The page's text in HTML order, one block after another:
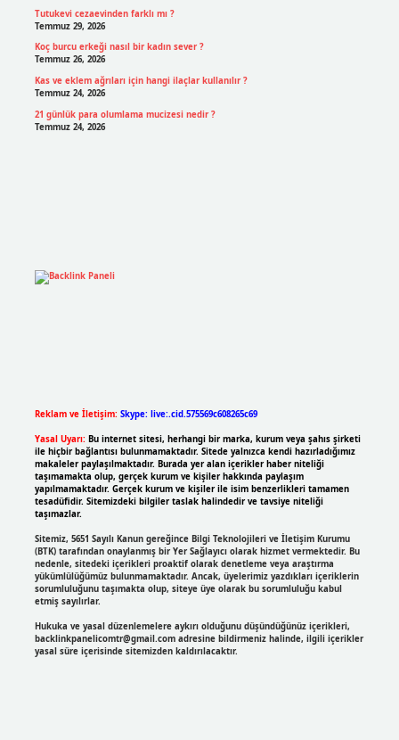
Tutukevi cezaevinden farklı mı ?
Temmuz 29, 2026
Koç burcu erkeği nasıl bir kadın sever ?
Temmuz 26, 2026
Kas ve eklem ağrıları için hangi ilaçlar kullanılır ?
Temmuz 24, 2026
21 günlük para olumlama mucizesi nedir ?
Temmuz 24, 2026
Reklam ve İletişim: Skype: live:.cid.575569c608265c69
Yasal Uyarı: Bu internet sitesi, herhangi bir marka, kurum veya şahıs şirketi
ile hiçbir bağlantısı bulunmamaktadır. Sitede yalnızca kendi hazırladığımız
makaleler paylaşılmaktadır. Burada yer alan içerikler haber niteliği
taşımamakta olup, gerçek kurum ve kişiler hakkında paylaşım
yapılmamaktadır. Gerçek kurum ve kişiler ile isim benzerlikleri tamamen
tesadüfidir. Sitemizdeki bilgiler taslak halindedir ve tavsiye niteliği
taşımazlar.
Sitemiz, 5651 Sayılı Kanun gereğince Bilgi Teknolojileri ve İletişim Kurumu
(BTK) tarafından onaylanmış bir Yer Sağlayıcı olarak hizmet vermektedir. Bu
nedenle, sitedeki içerikleri proaktif olarak denetleme veya araştırma
yükümlülüğümüz bulunmamaktadır. Ancak, üyelerimiz yazdıkları içeriklerin
sorumluluğunu taşımakta olup, siteye üye olarak bu sorumluluğu kabul
etmiş sayılırlar.
Hukuka ve yasal düzenlemelere aykırı olduğunu düşündüğünüz içerikleri,
backlinkpanelicomtr@gmail.comadresine bildirmeniz halinde, ilgili içerikler
yasal süre içerisinde sitemizden kaldırılacaktır.